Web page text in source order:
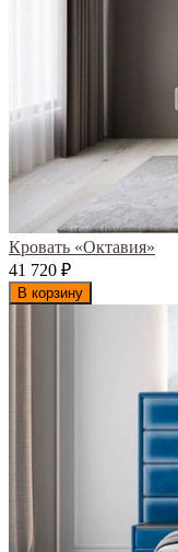
Кровать «Октавия»
41 720 ₽
В корзину